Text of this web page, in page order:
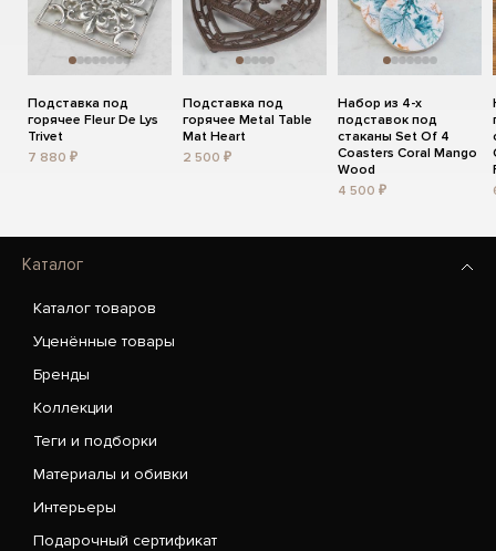
Подставка под
горячее Fleur De Lys
Trivet
7 880 ₽
Подставка под
горячее Metal Table
Mat Heart
2 500 ₽
Набор из 4-х
подставок под
стаканы Set Of 4
Coasters Coral Mango
Wood
4 500 ₽
Каталог
Каталог товаров
Уценённые товары
Бренды
Коллекции
Теги и подборки
Материалы и обивки
Интерьеры
Подарочный сертификат